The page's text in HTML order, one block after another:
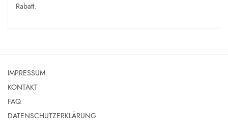
Rabatt.
IMPRESSUM
KONTAKT
FAQ
DATENSCHUTZERKLÄRUNG